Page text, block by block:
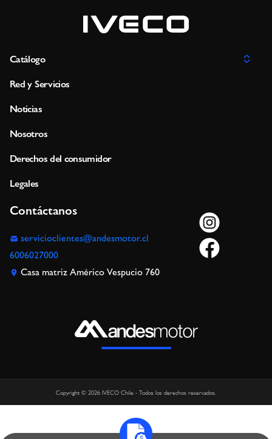
Catálogo
Red y Servicios
Noticias
Nosotros
Derechos del consumidor
Legales
Contáctanos
servicioclientes@andesmotor.cl
6006027000
Casa matriz Américo Vespucio 760
Copyright © 2026 IVECO Chile - Todos los derechos reservados.